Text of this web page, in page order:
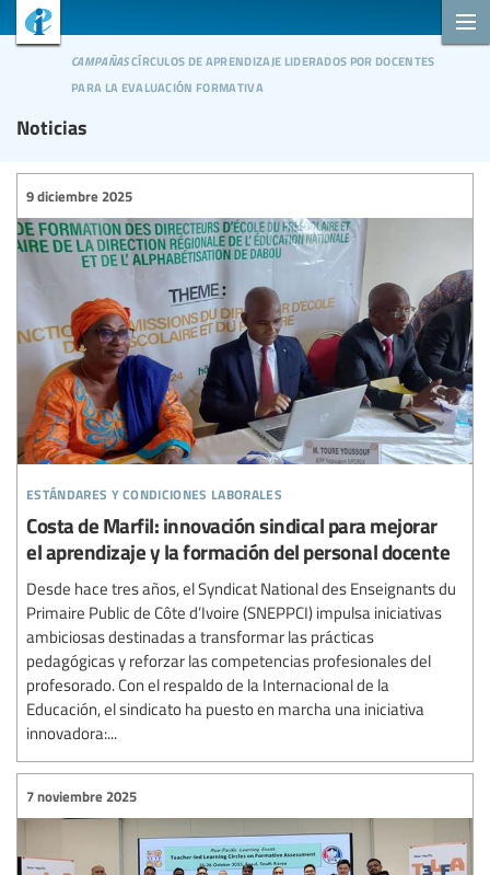
Noticias
campañascírculos de aprendizaje liderados por docentes
para la evaluación formativa
estándares y condiciones laborales
9 diciembre 2025
Costa de Marfil: innovación sindical para mejorar
el aprendizaje y la formación del personal docente
Desde hace tres años, el Syndicat National des Enseignants du
Primaire Public de Côte d’Ivoire (SNEPPCI) impulsa iniciativas
ambiciosas destinadas a transformar las prácticas
pedagógicas y reforzar las competencias profesionales del
profesorado. Con el respaldo de la Internacional de la
Educación, el sindicato ha puesto en marcha una iniciativa
innovadora:...
7 noviembre 2025